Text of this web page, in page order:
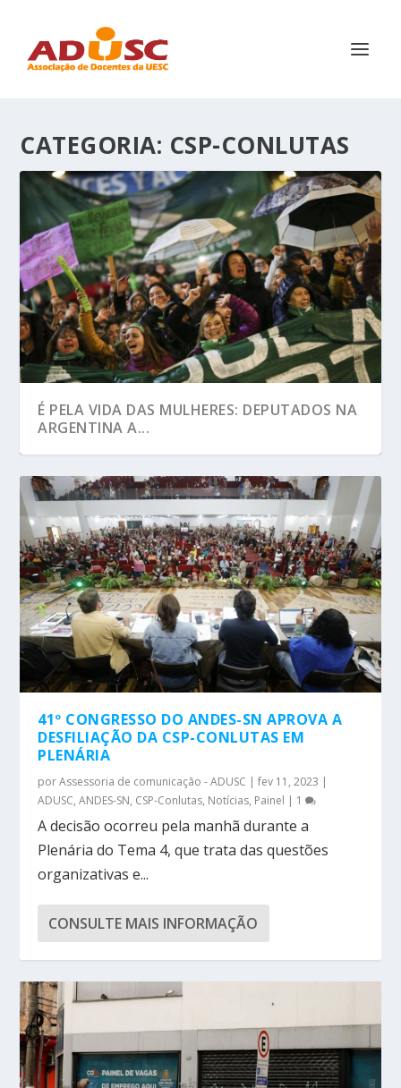
CATEGORIA: CSP-CONLUTAS
É PELA VIDA DAS MULHERES: DEPUTADOS NA
ARGENTINA A...
41º CONGRESSO DO ANDES-SN APROVA A
DESFILIAÇÃO DA CSP-CONLUTAS EM
PLENÁRIA
porAssessoria de comunicação - ADUSC |fev 11, 2023 |
ADUSC,ANDES-SN, CSP-Conlutas, Notícias, Painel | 1
A decisão ocorreu pela manhã durante a
Plenária do Tema 4, que trata das questões
organizativas e...
CONSULTE MAIS INFORMAÇÃO